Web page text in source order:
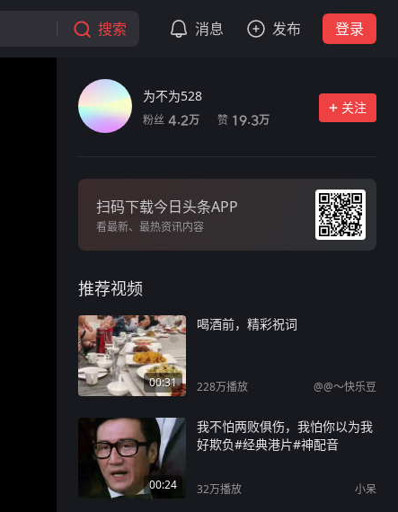
搜索 消息 发布 登录
为不为528
粉丝 4.2万 赞 19.3万
关注
扫码下载今日头条APP
看最新、最热资讯内容
推荐视频
00:31
喝酒前，精彩祝词
228万播放 @@～快乐豆
00:24
我不怕两败俱伤，我怕你以为我
好欺负#经典港片#神配音
32万播放 小呆